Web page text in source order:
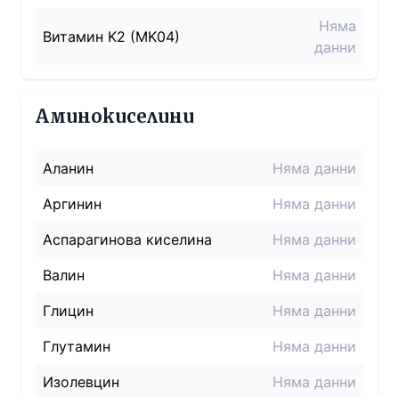
Витамин K2 (MK04)
Няма
данни
Аминокиселини
Аланин
Няма данни
Аргинин
Няма данни
Аспарагинова киселина
Няма данни
Валин
Няма данни
Глицин
Няма данни
Глутамин
Няма данни
Изолевцин
Няма данни